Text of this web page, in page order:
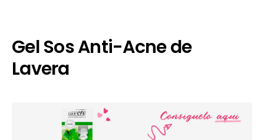
Gel Sos Anti-Acne de
Lavera